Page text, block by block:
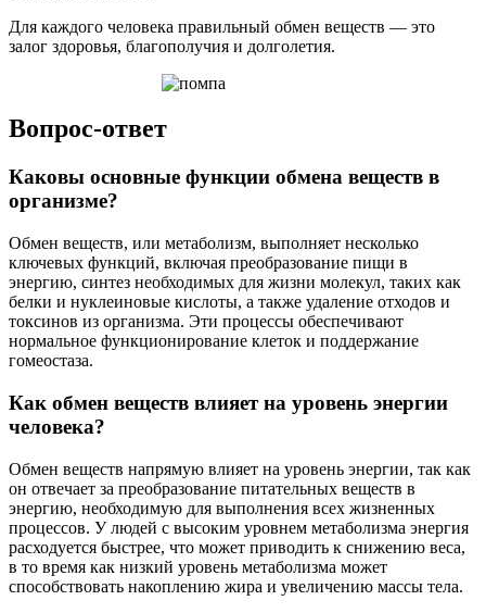
Для каждого человека правильный обмен веществ — это
залог здоровья, благополучия и долголетия.
Вопрос-ответ
Каковы основные функции обмена веществ в
организме?
Обмен веществ, или метаболизм, выполняет несколько
ключевых функций, включая преобразование пищи в
энергию, синтез необходимых для жизни молекул, таких как
белки и нуклеиновые кислоты, а также удаление отходов и
токсинов из организма. Эти процессы обеспечивают
нормальное функционирование клеток и поддержание
гомеостаза.
Как обмен веществ влияет на уровень энергии
человека?
Обмен веществ напрямую влияет на уровень энергии, так как
он отвечает за преобразование питательных веществ в
энергию, необходимую для выполнения всех жизненных
процессов. У людей с высоким уровнем метаболизма энергия
расходуется быстрее, что может приводить к снижению веса,
в то время как низкий уровень метаболизма может
способствовать накоплению жира и увеличению массы тела.